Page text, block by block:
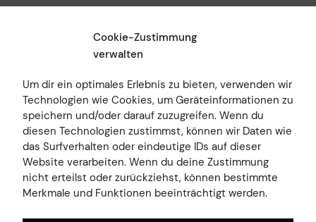
Cookie-Zustimmung
verwalten
Um dir ein optimales Erlebnis zu bieten, verwenden wir
Technologien wie Cookies, um Geräteinformationen zu
speichern und/oder darauf zuzugreifen. Wenn du
diesen Technologien zustimmst, können wir Daten wie
das Surfverhalten oder eindeutige IDs auf dieser
Website verarbeiten. Wenn du deine Zustimmung
nicht erteilst oder zurückziehst, können bestimmte
Merkmale und Funktionen beeinträchtigt werden.
SV Sulgen
Zum Kontakt
Verein
Teams
fussball.de